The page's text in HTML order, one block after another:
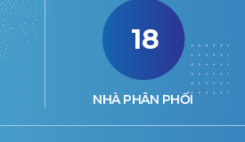
18
NHÀ PHÂN PHỐI